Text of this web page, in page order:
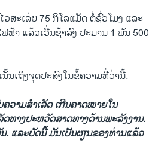
ສະເລ່ຍ​ 75 ກິ​ໂລ​ແມັດ ຕໍ່​ຊົ່ວ​ໂມງ ​ແລະ​
ຟ້າ ​ແລ້ວເວີ່ນ​ຊ້າລົງ ປະມານ 1 ພັນ 500
ນ​ເຖິງ​ຈຸດປະສົງ​ໃນ​ຂໍ້ຄວາມ​ທີ່​ວ່າ​ນີ້.
ຄວາມ​ສຳ​ເລັດ ເກີນຄາດໝາຍ​ໃນ​
ທາງ​ປະຫວັດສາດ​ທາງ​ດ້ານ​ພະລັງງານ.
. ແລະບັດນີ້ ​ມັນ​ເປັນ​ຜຽນຂອງທ່ານ​ແລ້ວ​